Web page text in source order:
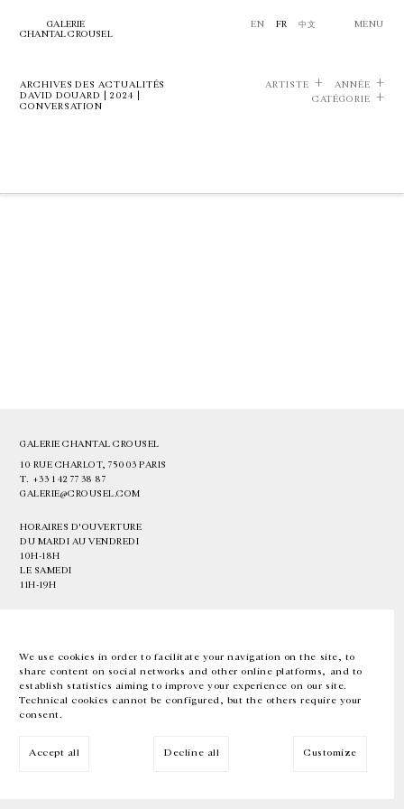
We use cookies in order to facilitate your navigation on the site, to
share content on social networks and other online platforms, and to
establish statistics aiming to improve your experience on our site.
Technical cookies cannot be configured, but the others require your
consent.
Accept all Decline all Customize
GALERIE
CHANTAL CROUSEL
EN FR 中文 MENU
ARCHIVES DES ACTUALITÉS
DAVID DOUARD | 2024 |
CONVERSATION
ARTISTE
ANNÉE
CATÉGORIE
GALERIE CHANTAL CROUSEL
10 RUE CHARLOT, 75003 PARIS
T. +33 1 42 77 38 87
GALERIE@CROUSEL.COM
HORAIRES D'OUVERTURE
DU MARDI AU VENDREDI
10H-18H
LE SAMEDI
11H-19H
EN FR 中文 Facebook Instagram
Inscrivez-vous à notre newsletter